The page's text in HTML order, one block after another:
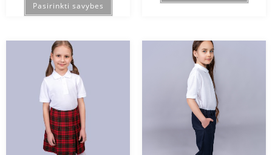
Pasirinkti savybes